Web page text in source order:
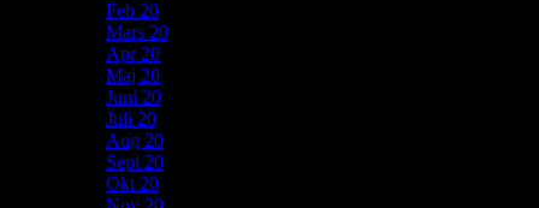
Feb 20
Mars 20
Apr 20
Maj 20
Juni 20
Juli 20
Aug 20
Sept 20
Okt 20